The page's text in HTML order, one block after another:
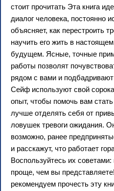
стоит прочитать Эта книга
диалог человека, постоянно
объясняет, как перестроить
научить его жить в
будущем. Ясные, точные
работы позволят
рядом с вами и
Сейф используют свой
опыт, чтобы помочь вам
лучше отделять себя от
ловушек тревоги ожидания.
возможно, ранее
и расскажут, что работает
Воспользуйтесь их
проще, чем вы
рекомендуем прочесть эту